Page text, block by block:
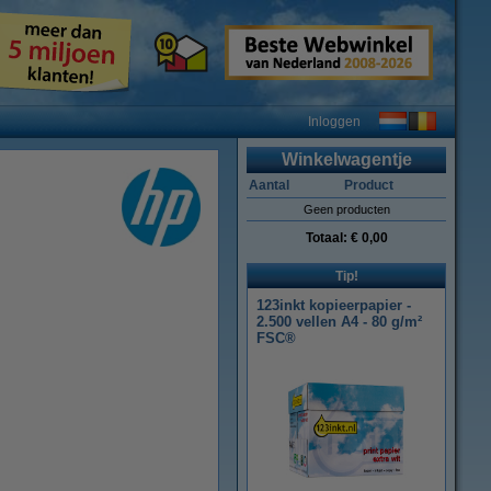
Inloggen
Winkelwagentje
Aantal Product
Geen producten
Totaal: € 0,00
Tip!
123inkt kopieerpapier -
2.500 vellen A4 - 80 g/m²
FSC®